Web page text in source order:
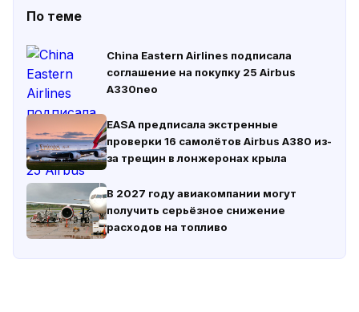
По теме
China Eastern Airlines подписала
соглашение на покупку 25 Airbus
A330neo
EASA предписала экстренные
проверки 16 самолётов Airbus A380 из-
за трещин в лонжеронах крыла
В 2027 году авиакомпании могут
получить серьёзное снижение
расходов на топливо